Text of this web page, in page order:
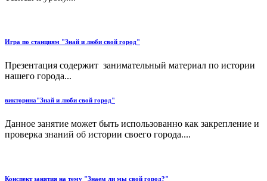
Игра по станциям "Знай и люби свой город"
Презентация содержит занимательный материал по истории
нашего города...
викторина"Знай и люби свой город"
Данное занятие может быть использованно как закрепление и
проверка знаний об истории своего города....
Конспект занятия на тему "Знаем ли мы свой город?"